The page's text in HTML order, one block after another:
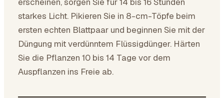
starkes Licht. Pikieren Sie in 8-cm-Töpfe beim
ersten echten Blattpaar und beginnen Sie mit der
Düngung mit verdünntem Flüssigdünger. Härten
Sie die Pflanzen 10 bis 14 Tage vor dem
Auspflanzen ins Freie ab.